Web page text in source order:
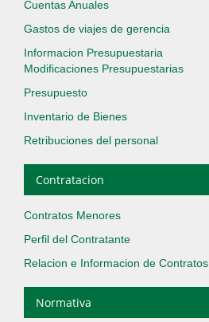
Cuentas Anuales
Gastos de viajes de gerencia
Informacion Presupuestaria
Modificaciones Presupuestarias
Presupuesto
Inventario de Bienes
Retribuciones del personal
Contratacion
Contratos Menores
Perfil del Contratante
Relacion e Informacion de Contratos
Normativa